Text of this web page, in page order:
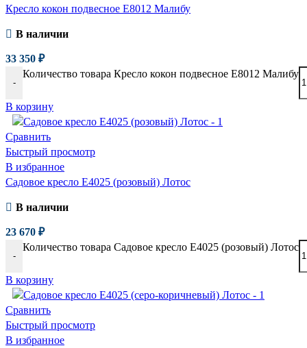
Кресло кокон подвесное E8012 Малибу
В наличии
33 350 ₽
-
Количество товара Кресло кокон подвесное E8012 Малибу
В корзину
Сравнить
Быстрый просмотр
В избранное
Садовое кресло E4025 (розовый) Лотос
В наличии
23 670 ₽
-
Количество товара Садовое кресло E4025 (розовый) Лотос
В корзину
Сравнить
Быстрый просмотр
В избранное